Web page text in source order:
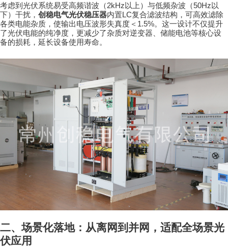
考虑到光伏系统易受高频谐波（2kHz以上）与低频杂波（50Hz以
下）干扰， 创稳电气光伏稳压器内置LC复合滤波结构，可高效滤除
各类电能杂质，使输出电压波形失真度＜ 1.5%。这一设计不仅提升
了光伏电能的纯净度，更减少了杂质对逆变器、储能电池等核心设
备的损耗，延长设备使用寿命。
二、场景化落地：从离网到并网，适配全场景光
伏应用